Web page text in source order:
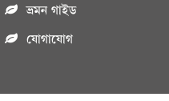
ভ্রমন গাইড
যোগাযোগ